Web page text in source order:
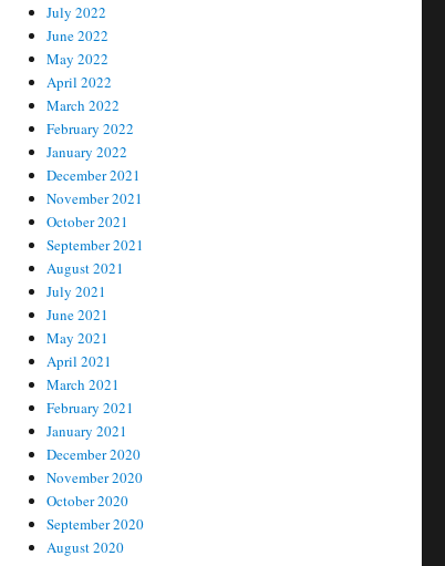
July 2022
June 2022
May 2022
April 2022
March 2022
February 2022
January 2022
December 2021
November 2021
October 2021
September 2021
August 2021
July 2021
June 2021
May 2021
April 2021
March 2021
February 2021
January 2021
December 2020
November 2020
October 2020
September 2020
August 2020